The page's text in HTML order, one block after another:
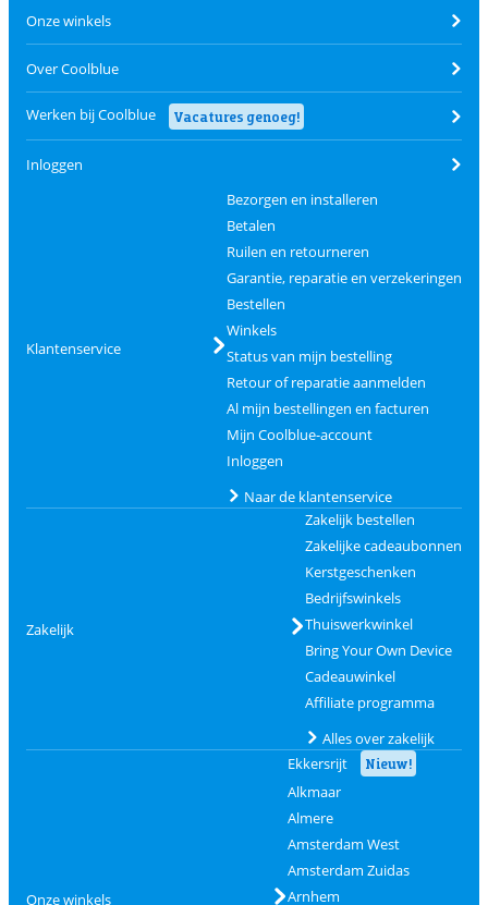
Onze winkels
Over Coolblue
Werken bij Coolblue Vacatures genoeg!
Inloggen
Klantenservice
Bezorgen en installeren
Betalen
Ruilen en retourneren
Garantie, reparatie en verzekeringen
Bestellen
Winkels
Status van mijn bestelling
Retour of reparatie aanmelden
Al mijn bestellingen en facturen
Mijn Coolblue-account
Inloggen
Naar de klantenservice
Zakelijk
Zakelijk bestellen
Zakelijke cadeaubonnen
Kerstgeschenken
Bedrijfswinkels
Thuiswerkwinkel
Bring Your Own Device
Cadeauwinkel
Affiliate programma
Alles over zakelijk
Onze winkels
Ekkersrijt Nieuw!
Alkmaar
Almere
Amsterdam West
Amsterdam Zuidas
Arnhem